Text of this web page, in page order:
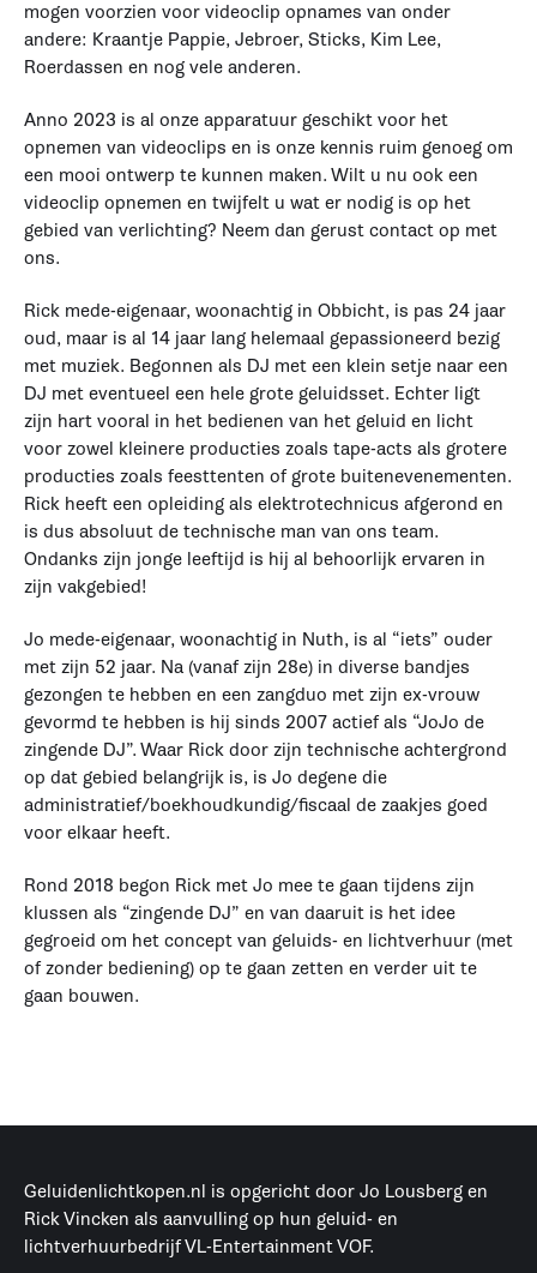
mogen voorzien voor videoclip opnames van onder
andere: Kraantje Pappie, Jebroer, Sticks, Kim Lee,
Roerdassen en nog vele anderen.
Anno 2023 is al onze apparatuur geschikt voor het
opnemen van videoclips en is onze kennis ruim genoeg om
een mooi ontwerp te kunnen maken. Wilt u nu ook een
videoclip opnemen en twijfelt u wat er nodig is op het
gebied van verlichting? Neem dan gerust contact op met
ons.
Rick mede-eigenaar, woonachtig in Obbicht, is pas 24 jaar
oud, maar is al 14 jaar lang helemaal gepassioneerd bezig
met muziek. Begonnen als DJ met een klein setje naar een
DJ met eventueel een hele grote geluidsset. Echter ligt
zijn hart vooral in het bedienen van het geluid en licht
voor zowel kleinere producties zoals tape-acts als grotere
producties zoals feesttenten of grote buitenevenementen.
Rick heeft een opleiding als elektrotechnicus afgerond en
is dus absoluut de technische man van ons team.
Ondanks zijn jonge leeftijd is hij al behoorlijk ervaren in
zijn vakgebied!
Jo mede-eigenaar, woonachtig in Nuth, is al “iets” ouder
met zijn 52 jaar. Na (vanaf zijn 28e) in diverse bandjes
gezongen te hebben en een zangduo met zijn ex-vrouw
gevormd te hebben is hij sinds 2007 actief als “JoJo de
zingende DJ”. Waar Rick door zijn technische achtergrond
op dat gebied belangrijk is, is Jo degene die
administratief/boekhoudkundig/fiscaal de zaakjes goed
voor elkaar heeft.
Rond 2018 begon Rick met Jo mee te gaan tijdens zijn
klussen als “zingende DJ” en van daaruit is het idee
gegroeid om het concept van geluids- en lichtverhuur (met
of zonder bediening) op te gaan zetten en verder uit te
gaan bouwen.
Geluidenlichtkopen.nl is opgericht door Jo Lousberg en
Rick Vincken als aanvulling op hun geluid- en
lichtverhuurbedrijf VL-Entertainment VOF.